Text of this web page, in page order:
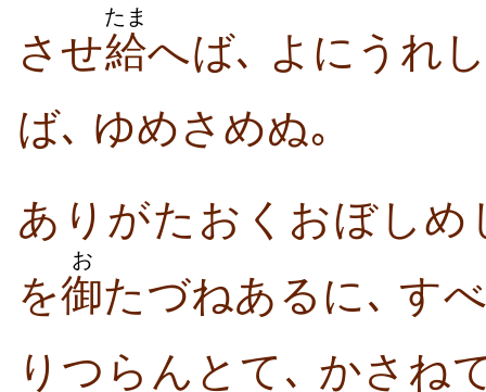
させ給
たま
へば､ よにうれ
ば､ ゆめさめぬ｡
ありがたおくおぼしめ
を御
お
たづねあるに､ す
りつらんとて､ かさね